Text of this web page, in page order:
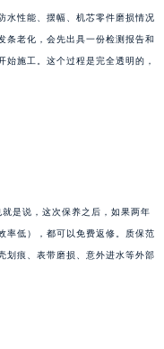
水性能、摆幅、机芯零件磨损情况
条老化，会先出具一份检测报告和
施工。这个过程是完全透明的，
是说，这次保养之后，如果两年
率低），都可以免费返修。质保范
划痕、表带磨损、意外进水等外部